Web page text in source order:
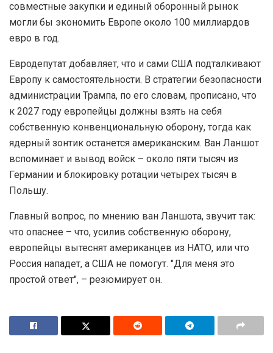
совместные закупки и единый оборонный рынок
могли бы экономить Европе около 100 миллиардов
евро в год.
Евродепутат добавляет, что и сами США подталкивают
Европу к самостоятельности. В стратегии безопасности
администрации Трампа, по его словам, прописано, что
к 2027 году европейцы должны взять на себя
собственную конвенциональную оборону, тогда как
ядерный зонтик останется американским. Ван Ланшот
вспоминает и вывод войск – около пяти тысяч из
Германии и блокировку ротации четырех тысяч в
Польшу.
Главный вопрос, по мнению ван Ланшота, звучит так:
что опаснее – что, усилив собственную оборону,
европейцы вытеснят американцев из НАТО, или что
Россия нападет, а США не помогут. "Для меня это
простой ответ", – резюмирует он.